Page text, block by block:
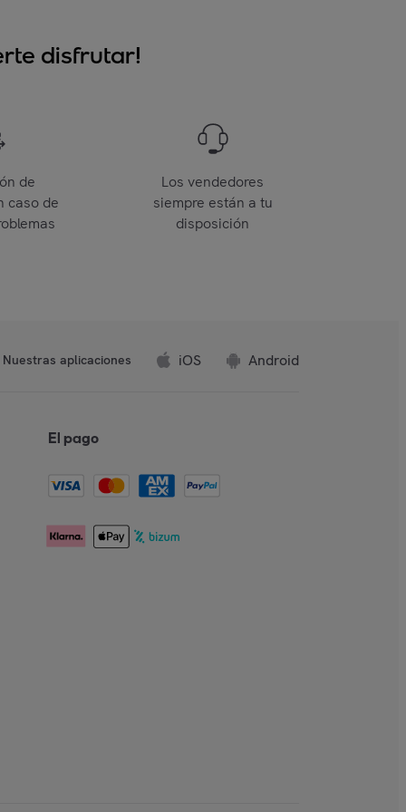
disfrutar!
de
caso de
Los vendedores
siempre están a tu
disposición
Nuestras aplicaciones iOS Android
El pago